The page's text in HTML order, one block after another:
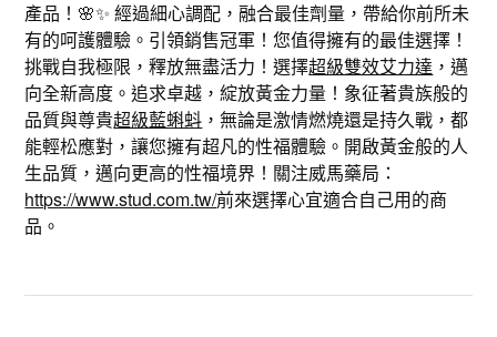
產品！🌸✨ 經過細心調配，融合最佳劑量，帶給你前所未
有的呵護體驗。引領銷售冠軍！您值得擁有的最佳選擇！
挑戰自我極限，釋放無盡活力！選擇超級雙效艾力達 ，邁
向全新高度。追求卓越，綻放黃金力量！象征著貴族般的
品質與尊貴超級藍蝌蚪 ，無論是激情燃燒還是持久戰，都
能輕松應對，讓您擁有超凡的性福體驗。開啟黃金般的人
生品質，邁向更高的性福境界！關注威馬藥局：
https://www.stud.com.tw/前來選擇心宜適合自己用的商
品。